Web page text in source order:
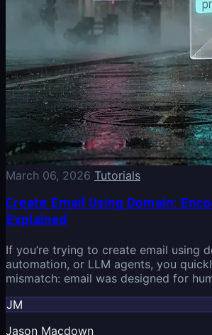
March 06, 2026 Tutorials
Create Email Using Domain:
Explained
If you’re trying to create email using
automation, or LLM agents, you
mismatch: email was designed for
JM
Jason Macdown